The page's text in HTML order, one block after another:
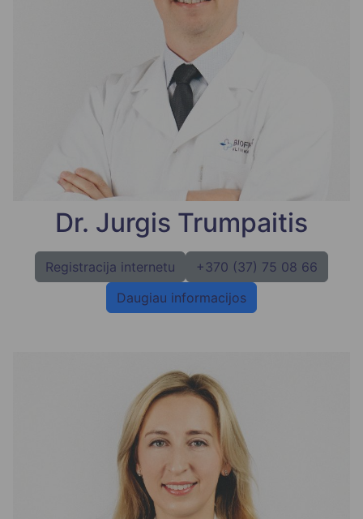
Dr. Jurgis Trumpaitis
Registracija internetu
+370 (37) 75 08 66
Daugiau informacijos